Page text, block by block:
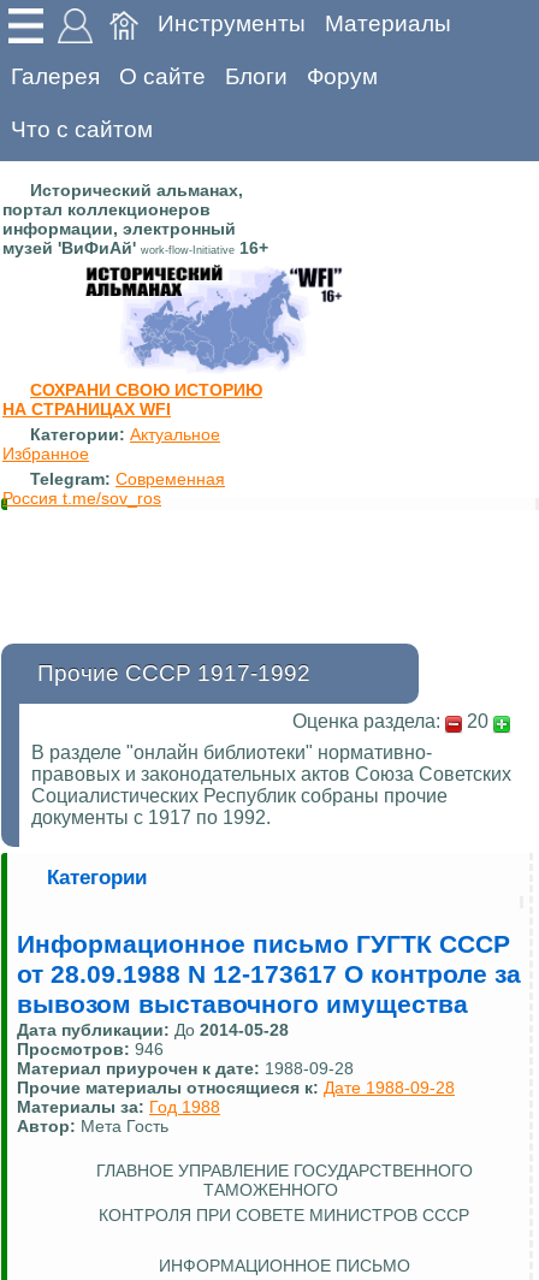
Инструменты Материалы
Галерея О сайте Блоги Форум
Что с сайтом
Исторический альманах,
портал коллекционеров
информации, электронный
музей 'ВиФиАй' work-flow-Initiative 16+
СОХРАНИ СВОЮ ИСТОРИЮ
НА СТРАНИЦАХ WFI
Категории: Актуальное
Избранное
Telegram: Современная
Россия t.me/sov_ros
Прочие СССР 1917-1992
Оценка раздела:
20
В разделе "онлайн библиотеки" нормативно-
правовых и законодательных актов Союза Советских
Социалистических Республик собраны прочие
документы с 1917 по 1992.
Категории
Информационное письмо ГУГТК СССР
от 28.09.1988 N 12-173617 О контроле за
вывозом выставочного имущества
Дата публикации: До 2014-05-28
Просмотров: 946
Материал приурочен к дате: 1988-09-28
Прочие материалы относящиеся к: Дате 1988-09-28
Материалы за: Год 1988
Автор: Мета Гость
ГЛАВНОЕ УПРАВЛЕНИЕ ГОСУДАРСТВЕННОГО
ТАМОЖЕННОГО
КОНТРОЛЯ ПРИ СОВЕТЕ МИНИСТРОВ СССР
ИНФОРМАЦИОННОЕ ПИСЬМО